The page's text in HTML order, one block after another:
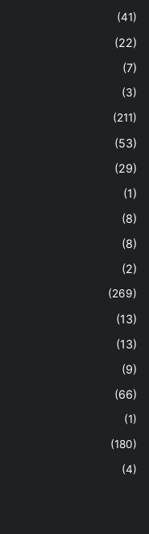
(41)
(22)
(7)
(3)
(211)
(53)
(29)
(1)
(8)
(8)
(2)
(269)
(13)
(13)
(9)
(66)
(1)
(180)
(4)